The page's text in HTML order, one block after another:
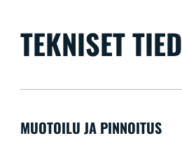
TEKNISET
MUOTOILU JA PINNOITUS